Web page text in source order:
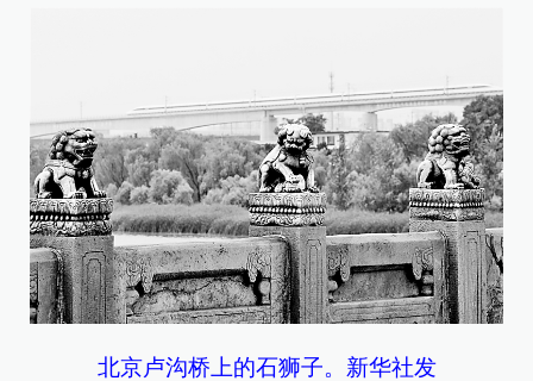
北京卢沟桥上的石狮子。新华社发